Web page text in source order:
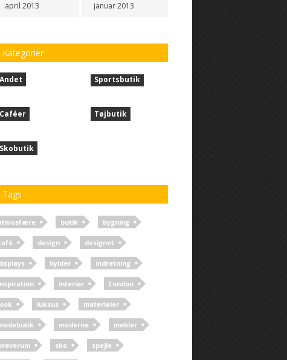
april 2013 januar 2013
Kategorier
Andet
Caféer
Skobutik
Sportsbutik
Tøjbutik
Tags
butik bygning
design designet
hylder indretning
interiør London
luksus materialer
moderne møbler
sko spejle